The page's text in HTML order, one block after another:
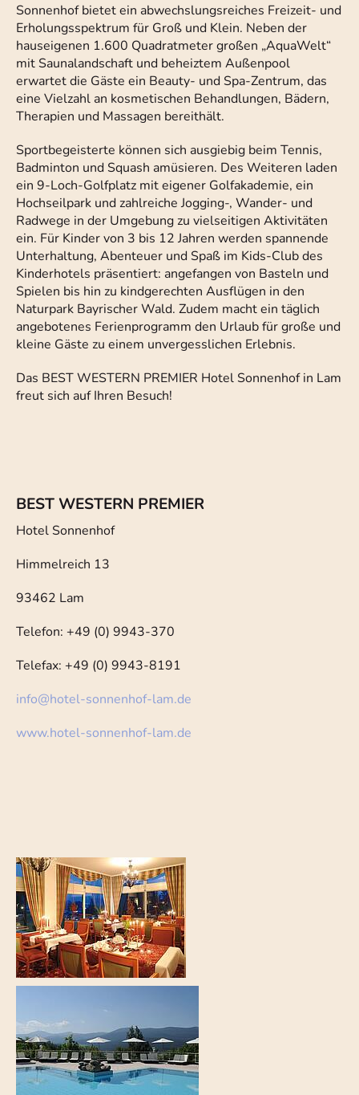
Sonnenhof bietet ein abwechslungsreiches Freizeit- und
Erholungsspektrum für Groß und Klein. Neben der
hauseigenen 1.600 Quadratmeter großen „AquaWelt“
mit Saunalandschaft und beheiztem Außenpool
erwartet die Gäste ein Beauty- und Spa-Zentrum, das
eine Vielzahl an kosmetischen Behandlungen, Bädern,
Therapien und Massagen bereithält.
Sportbegeisterte können sich ausgiebig beim Tennis,
Badminton und Squash amüsieren. Des Weiteren laden
ein 9-Loch-Golfplatz mit eigener Golfakademie, ein
Hochseilpark und zahlreiche Jogging-, Wander- und
Radwege in der Umgebung zu vielseitigen Aktivitäten
ein. Für Kinder von 3 bis 12 Jahren werden spannende
Unterhaltung, Abenteuer und Spaß im Kids-Club des
Kinderhotels präsentiert: angefangen von Basteln und
Spielen bis hin zu kindgerechten Ausflügen in den
Naturpark Bayrischer Wald. Zudem macht ein täglich
angebotenes Ferienprogramm den Urlaub für große und
kleine Gäste zu einem unvergesslichen Erlebnis.
Das BEST WESTERN PREMIER Hotel Sonnenhof in Lam
freut sich auf Ihren Besuch!
BEST WESTERN PREMIER
Hotel Sonnenhof
Himmelreich 13
93462 Lam
Telefon: +49 (0) 9943-370
Telefax: +49 (0) 9943-8191
info@hotel-sonnenhof-lam.de
www.hotel-sonnenhof-lam.de